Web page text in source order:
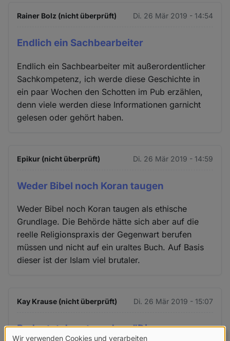
Rainer Bolz (nicht überprüft) Di. 26 Mär 2019 - 14:54
Endlich ein Sachbearbeiter
Endlich ein Sachbearbeiter mit außerordentlicher
Sachkompetenz, ich werde diese Geschichte in
ein paar Wochen den Schotten im Pub erzählen,
denn viele werden diese Informationen garnicht
gelesen oder gehört haben.
Epikur (nicht überprüft) Di. 26 Mär 2019 - 14:59
Weder Bibel noch Koran taugen
Weder Bibel noch Koran taugen als ethische
Grundlage. Die Behörde hätte sich aber auf die
reelle Religionspraxis der Gegenwart berufen
müssen und nicht auf ein uraltes Buch. Auf Basis
dieser ist der Islam viel brutaler.
Kay Krause (nicht überprüft) Di. 26 Mär 2019 - 15:07
Bedeutet das etwa, dass "Die
Wir verwenden Cookies und verarbeiten